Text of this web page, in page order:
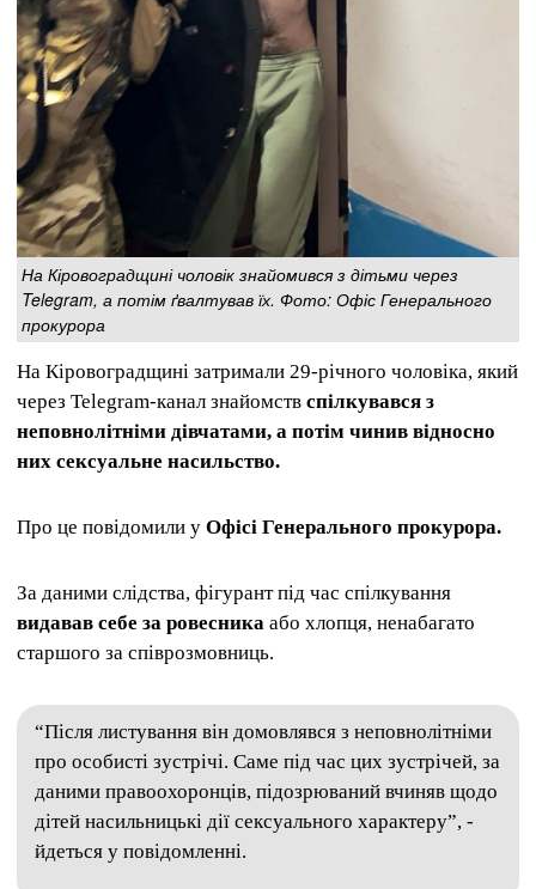
На Кіровоградщині чоловік знайомився з дітьми через
Telegram, а потім ґвалтував їх. Фото: Офіс Генерального
прокурора
На Кіровоградщині затримали 29-річного чоловіка, який
через Telegram-канал знайомств спілкувався з
неповнолітніми дівчатами, а потім чинив відносно
них сексуальне насильство.
Про це повідомили у Офісі Генерального прокурора.
За даними слідства, фігурант під час спілкування
видавав себе за ровесника або хлопця, ненабагато
старшого за співрозмовниць.
“Після листування він домовлявся з неповнолітніми
про особисті зустрічі. Саме під час цих зустрічей, за
даними правоохоронців, підозрюваний вчиняв щодо
дітей насильницькі дії сексуального характеру”, -
йдеться у повідомленні.